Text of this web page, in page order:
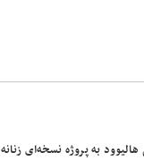
هالیوود به پروژه نسخه‌ای زنانه